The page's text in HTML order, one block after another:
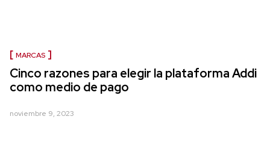
MARCAS
Cinco razones para elegir la plataforma Addi
como medio de pago
noviembre 9, 2023